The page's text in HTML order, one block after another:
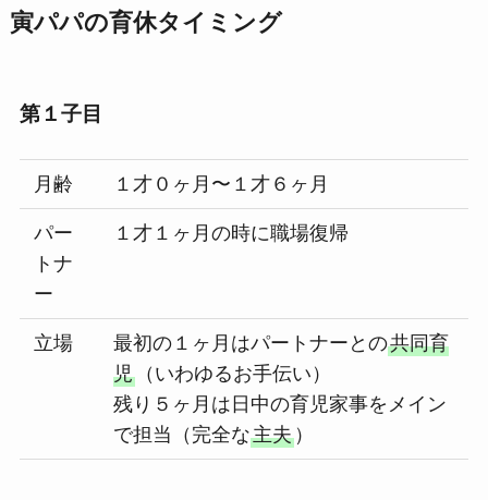
寅パパの育休タイミング
第１子目
月齢 １才０ヶ月〜１才６ヶ月
パー
トナ
ー
１才１ヶ月の時に職場復帰
立場 最初の１ヶ月はパートナーとの共同育
児 （いわゆるお手伝い）
残り５ヶ月は日中の育児家事をメイン
で担当（完全な主夫 ）